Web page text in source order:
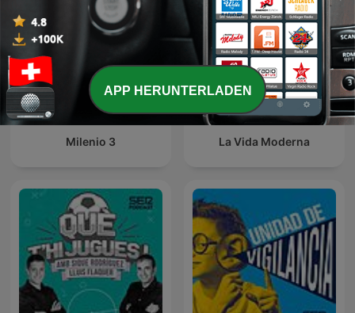
Milenio 3 La Vida Moderna
APP HERUNTERLADEN